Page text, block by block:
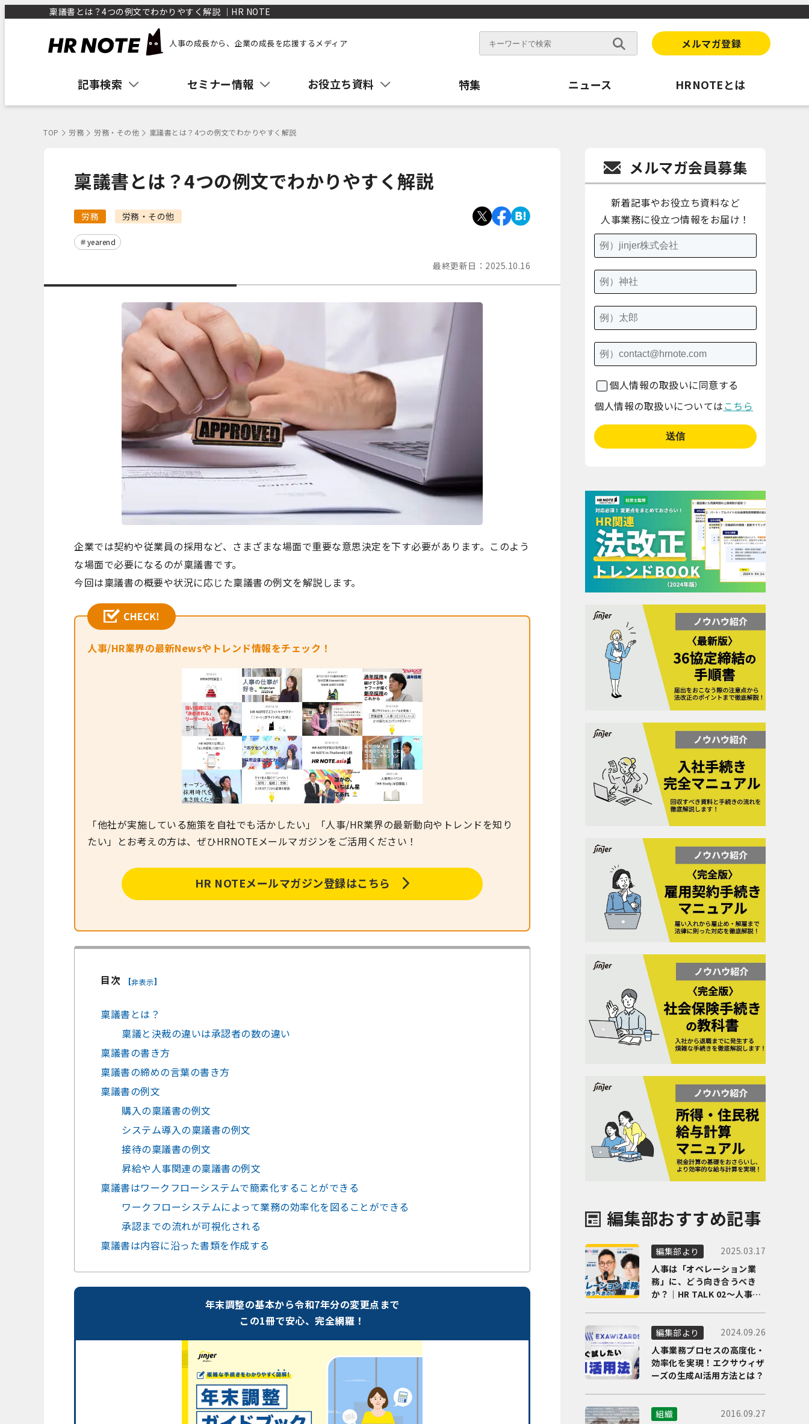
稟議書とは？4つの例文でわかりやすく解説 ｜HR NOTE
人事の成長から、企業の成長を応援するメディア メルマガ登録
記事検索 セミナー情報 お役立ち資料 特集 ニュース HRNOTEとは
TOP 労務 労務・その他 稟議書とは？4つの例文でわかりやすく解説
稟議書とは？4つの例文でわかりやすく解説
労務 労務・その他
yearend
最終更新日： 2025.10.16
企業では契約や従業員の採用など、さまざまな場面で重要な意思決定を下す必要があります。このよう
な場面で必要になるのが稟議書です。
今回は稟議書の概要や状況に応じた稟議書の例文を解説します。
人事/HR業界の最新Newsやトレンド情報をチェック！
「他社が実施している施策を自社でも活かしたい」「人事/HR業界の最新動向やトレンドを知り
たい」とお考えの方は、ぜひHRNOTEメールマガジンをご活用ください！
HR NOTEメールマガジン登録はこちら
目次 [非表示]
稟議書とは？
稟議と決裁の違いは承認者の数の違い
稟議書の書き方
稟議書の締めの言葉の書き方
稟議書の例文
購入の稟議書の例文
システム導入の稟議書の例文
接待の稟議書の例文
昇給や人事関連の稟議書の例文
稟議書はワークフローシステムで簡素化することができる
ワークフローシステムによって業務の効率化を図ることができる
承認までの流れが可視化される
稟議書は内容に沿った書類を作成する
年末調整の基本から令和7年分の変更点まで
この1冊で安心、完全網羅！
メルマガ会員募集
新着記事やお役立ち資料など
人事業務に役立つ情報をお届け！
個人情報の取扱いに同意する
個人情報の取扱いについては こちら
編集部おすすめ記事
編集部より
2025.03.17
人事は「オペレーション業
務」に、どう向き合うべき
か？｜HR TALK 02～人事DX
編集部より
2024.09.26
人事業務プロセスの高度化・
効率化を実現！エクサウィザ
ーズの生成AI活用方法とは？
組織
2016.09.27